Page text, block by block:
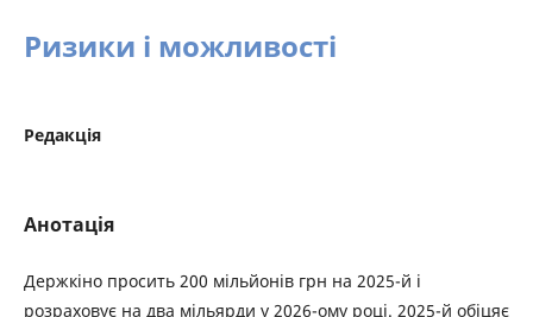
Ризики і можливості
Редакція
Анотація
Держкіно просить 200 мільйонів грн на 2025-й і
розраховує на два мільярди у 2026-ому році. 2025-й обіцяє